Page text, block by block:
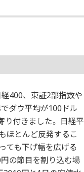
400、東証2部指数や
ダウ平均が100ドル
り付きました。日経平
ほとんど反発するこ
ても下げ幅を広げる
の節目を割り込む場